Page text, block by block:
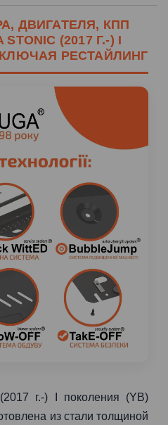
ДВИГАТЕЛЯ, КПП
(2017 Г.-) I
РЕСТАЙЛИНГ
г.-) I поколения (YB)
из стали толщиной